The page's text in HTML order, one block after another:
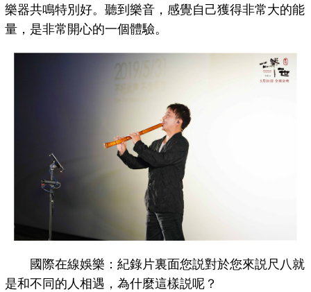
樂器共鳴特別好。聽到樂音，感覺自己獲得非常大的能
量，是非常開心的一個體驗。
國際在線娛樂：紀錄片裏面您説對於您來説尺八就
是和不同的人相遇，為什麼這樣説呢？